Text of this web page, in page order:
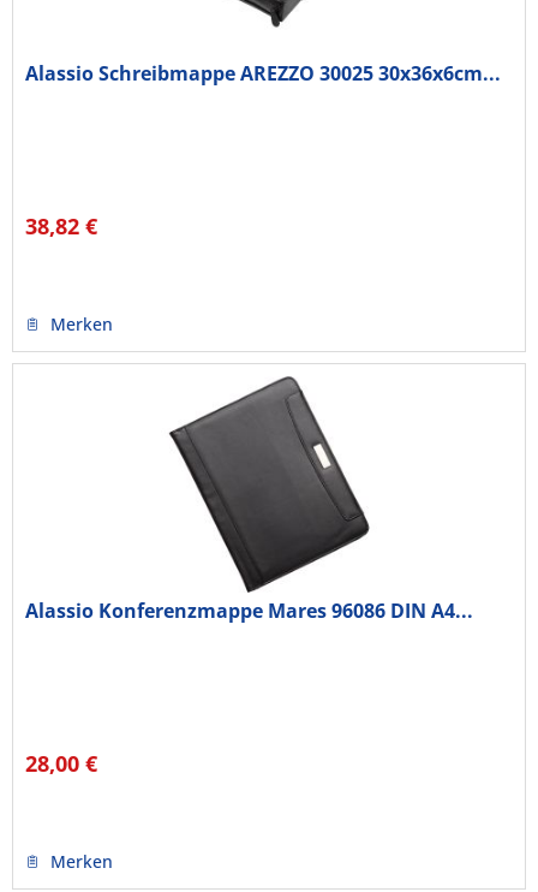
Alassio Schreibmappe AREZZO 30025 30x36x6cm...
38,82 €
Merken
Alassio Konferenzmappe Mares 96086 DIN A4...
28,00 €
Merken